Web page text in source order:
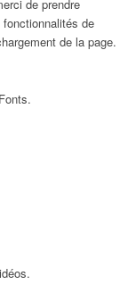
de prendre
de
de la page.